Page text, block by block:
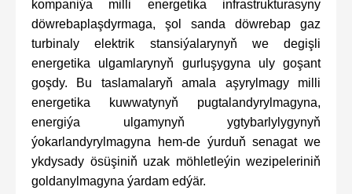
kompaniýa milli energetika infrastrukturasyny
döwrebaplaşdyrmaga, şol sanda döwrebap gaz
turbinaly elektrik stansiýalarynyň we degişli
energetika ulgamlarynyň gurluşygyna uly goşant
goşdy. Bu taslamalaryň amala aşyrylmagy milli
energetika kuwwatynyň pugtalandyrylmagyna,
energiýa ulgamynyň ygtybarlylygynyň
ýokarlandyrylmagyna hem-de ýurduň senagat we
ykdysady ösüşiniň uzak möhletleýin wezipeleriniň
goldanylmagyna ýardam edýär.